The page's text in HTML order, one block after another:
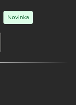
Novinka